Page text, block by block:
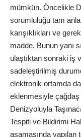
mümkün. Öncelikle
sorumluluğu tam
karışıklıkları ve
madde. Bunun yanı
ulaştıktan sonraki iş
sadeleştirilmiş
elektronik ortamda
eklenmesiyle çağdaş
Denizyoluyla
Tespiti ve Bildirimi
aşamasında yapılan